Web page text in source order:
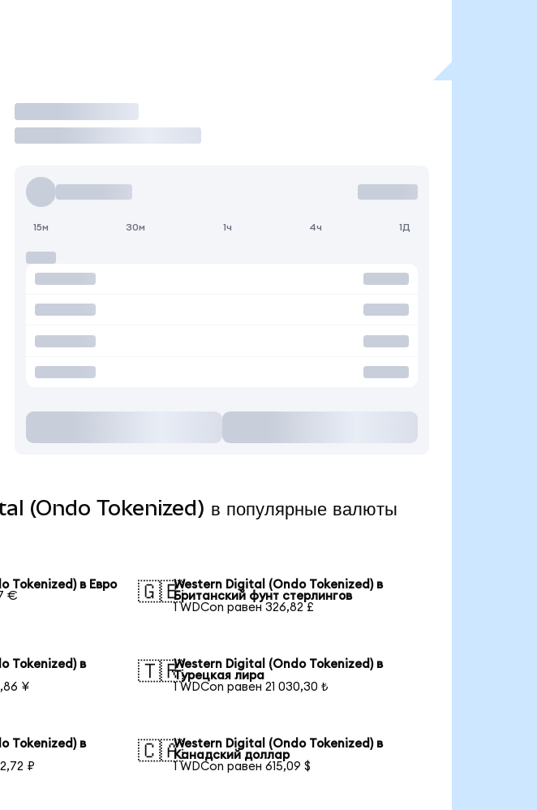
Торговать
15м 30м 1ч 4ч 1Д
(Ondo Tokenized) в популярные валюты
Tokenized) в Евро
€
🇬🇧Western Digital (Ondo Tokenized) в
Британский фунт стерлингов
1 WDCon равен 326,82 £
Tokenized) в
¥
🇹🇷Western Digital (Ondo Tokenized) в
Турецкая лира
1 WDCon равен 21 030,30 ₺
Tokenized) в
₽
🇨🇦Western Digital (Ondo Tokenized) в
Канадский доллар
1 WDCon равен 615,09 $